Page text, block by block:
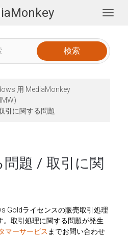
用 MediaMonkey
引に関する問題
題 / 取引に関
Goldライセンスの販売取引処理
。取引処理に関する問題が発生
マーサービス までお問い合わせ